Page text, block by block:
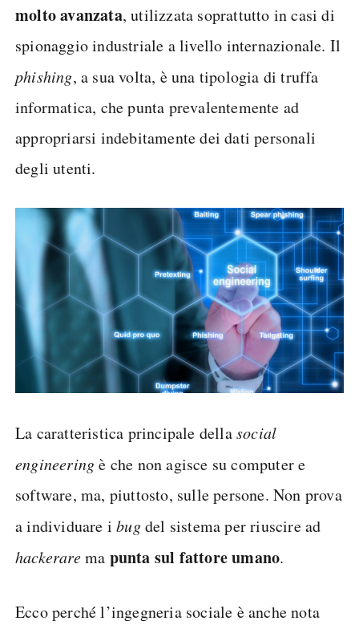
molto avanzata, utilizzata soprattutto in casi di
spionaggio industriale a livello internazionale. Il
phishing, a sua volta, è una tipologia di truffa
informatica, che punta prevalentemente ad
appropriarsi indebitamente dei dati personali
degli utenti.
La caratteristica principale dellasocial
engineeringè che non agisce su computer e
software, ma, piuttosto, sulle persone. Non prova
a individuare ibugdel sistema per riuscire ad
hackerarema punta sul fattore umano.
Ecco perché l’ingegneria sociale è anche nota